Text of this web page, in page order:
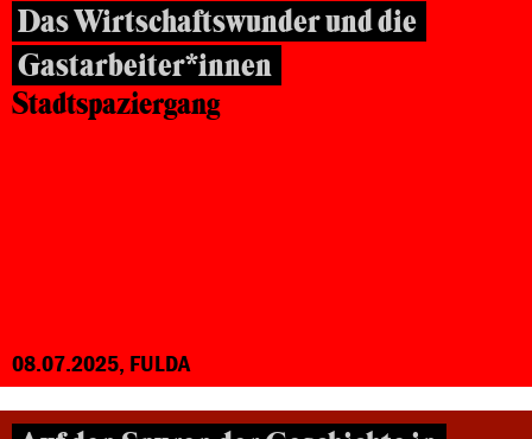
Das Wirtschaftswunder und die
Gastarbeiter*innen
Stadtspaziergang
08.07.2025, FULDA